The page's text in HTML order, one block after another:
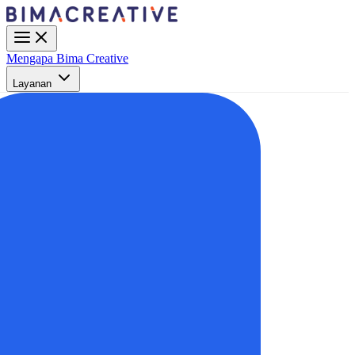
Mengapa Bima Creative
Layanan